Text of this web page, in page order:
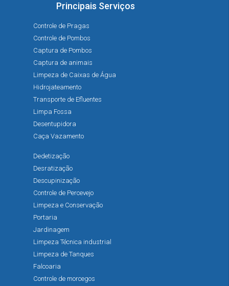
Principais Serviços
Controle de Pragas
Controle de Pombos
Captura de Pombos
Captura de animais
Limpeza de Caixas de Água
Hidrojateamento
Transporte de Efluentes
Limpa Fossa
Desentupidora
Caça Vazamento
Dedetização
Desratização
Descupinização
Controle de Percevejo
Limpeza e Conservação
Portaria
Jardinagem
Limpeza Técnica industrial
Limpeza de Tanques
Falcoaria
Controle de morcegos